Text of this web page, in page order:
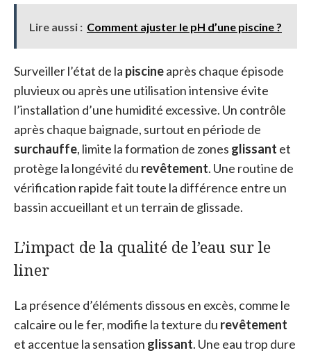
Lire aussi : Comment ajuster le pH d’une piscine ?
Surveiller l’état de la piscineaprès chaque épisode
pluvieux ou après une utilisation intensive évite
l’installation d’une humidité excessive. Un contrôle
après chaque baignade, surtout en période de
surchauffe, limite la formation de zones glissant et
protège la longévité du revêtement. Une routine de
vérification rapide fait toute la différence entre un
bassin accueillant et un terrain de glissade.
L’impact de la qualité de l’eau sur le
liner
La présence d’éléments dissous en excès, comme le
calcaire ou le fer, modifie la texture du revêtement
et accentue la sensation glissant. Une eau trop dure